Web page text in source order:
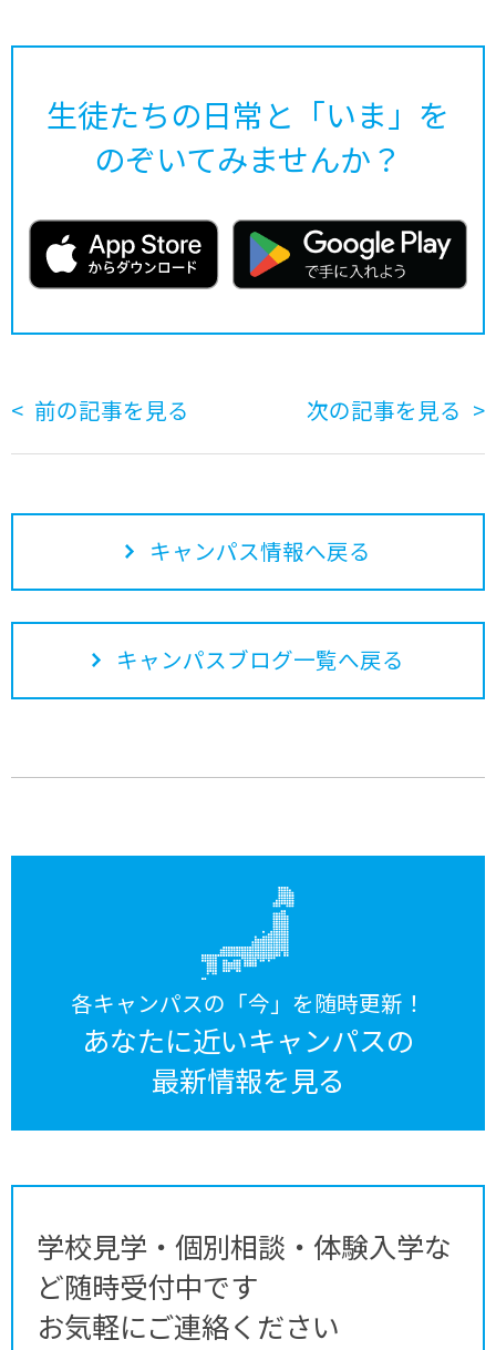
生徒たちの日常と「いま」を
のぞいてみませんか？
前の記事を見る 次の記事を見る
キャンパス情報へ戻る
キャンパスブログ一覧へ戻る
各キャンパスの「今」を随時更新！
あなたに近いキャンパスの
最新情報を見る
学校見学・個別相談・体験入学な
ど随時受付中です
お気軽にご連絡ください